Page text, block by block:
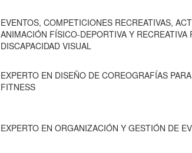
EVENTOS, COMPETICIONES RECREATIVAS,
ANIMACIÓN FÍSICO-DEPORTIVA Y RECREATIVA
DISCAPACIDAD VISUAL
EXPERTO EN DISEÑO DE COREOGRAFÍAS
FITNESS
EXPERTO EN ORGANIZACIÓN Y GESTIÓN DE